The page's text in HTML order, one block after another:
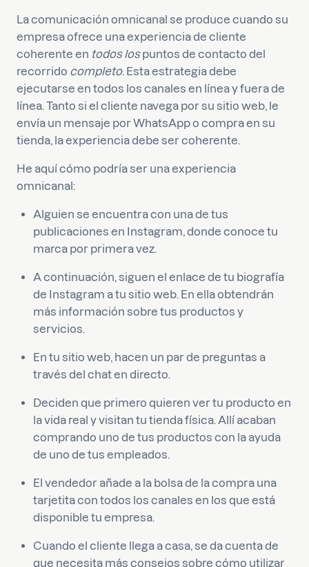
La comunicación omnicanal se produce cuando su
empresa ofrece una experiencia de cliente
coherente en todos lospuntos de contacto del
recorrido completo. Esta estrategia debe
ejecutarse en todos los canales en línea y fuera de
línea. Tanto si el cliente navega por su sitio web, le
envía un mensaje por WhatsApp o compra en su
tienda, la experiencia debe ser coherente.
He aquí cómo podría ser una experiencia
omnicanal:
Alguien se encuentra con una de tus
publicaciones en Instagram, donde conoce tu
marca por primera vez.
A continuación, siguen el enlace de tu biografía
de Instagram a tu sitio web. En ella obtendrán
más información sobre tus productos y
servicios.
En tu sitio web, hacen un par de preguntas a
través del chat en directo.
Deciden que primero quieren ver tu producto en
la vida real y visitan tu tienda física. Allí acaban
comprando uno de tus productos con la ayuda
de uno de tus empleados.
El vendedor añade a la bolsa de la compra una
tarjetita con todos los canales en los que está
disponible tu empresa.
Cuando el cliente llega a casa, se da cuenta de
que necesita más consejos sobre cómo utilizar